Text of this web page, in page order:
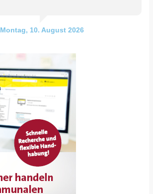
Montag, 10. August 2026